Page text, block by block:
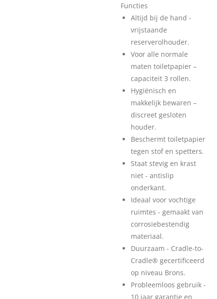
Functies
Altijd bij de hand -
vrijstaande
reserverolhouder.
Voor alle normale
maten toiletpapier –
capaciteit 3 rollen.
Hygiënisch en
makkelijk bewaren –
discreet gesloten
houder.
Beschermt toiletpapier
tegen stof en spetters.
Staat stevig en krast
niet - antislip
onderkant.
Ideaal voor vochtige
ruimtes - gemaakt van
corrosiebestendig
materiaal.
Duurzaam - Cradle-to-
Cradle® gecertificeerd
op niveau Brons.
Probleemloos gebruik -
10 jaar garantie en